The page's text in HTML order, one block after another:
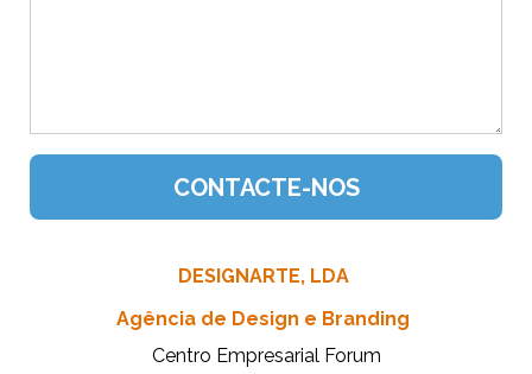
DESIGNARTE, LDA
Agência de Design e Branding
Centro Empresarial Forum